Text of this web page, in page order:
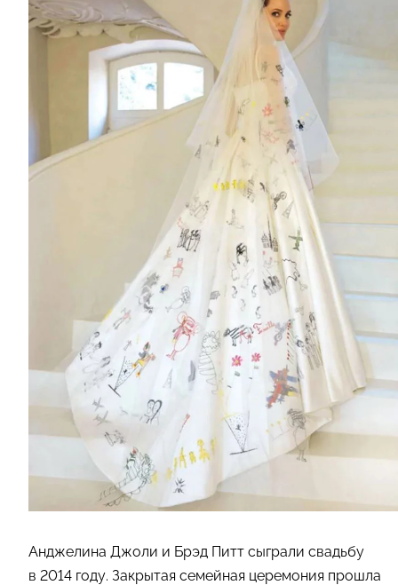
Анджелина Джоли и Брэд Питт сыграли свадьбу
в 2014 году. Закрытая семейная церемония прошла